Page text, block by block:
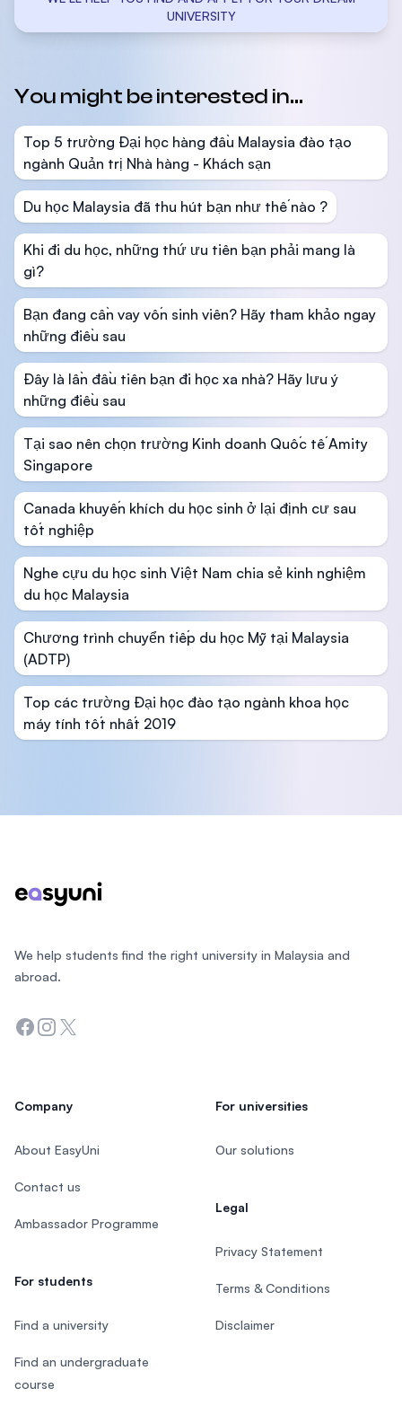
UNIVERSITY
You might be interested in...
Top 5 trường Đại học hàng đầu Malaysia đào tạo
ngành Quản trị Nhà hàng - Khách sạn
Du học Malaysia đã thu hút bạn như thế nào ?
Khi đi du học, những thứ ưu tiên bạn phải mang là
gì?
Bạn đang cần vay vốn sinh viên? Hãy tham khảo ngay
những điều sau
Đây là lần đầu tiên bạn đi học xa nhà? Hãy lưu ý
những điều sau
Tại sao nên chọn trường Kinh doanh Quốc tế Amity
Singapore
Canada khuyến khích du học sinh ở lại định cư sau
tốt nghiệp
Nghe cựu du học sinh Việt Nam chia sẻ kinh nghiệm
du học Malaysia
Chương trình chuyển tiếp du học Mỹ tại Malaysia
(ADTP)
Top các trường Đại học đào tạo ngành khoa học
máy tính tốt nhất 2019
We help students find the right university in Malaysia and
abroad.
Facebook
Instagram
Twitter
Company
About EasyUni
Contact us
Ambassador Programme
For students
Find a university
Find an undergraduate
course
For universities
Our solutions
Legal
Privacy Statement
Terms & Conditions
Disclaimer